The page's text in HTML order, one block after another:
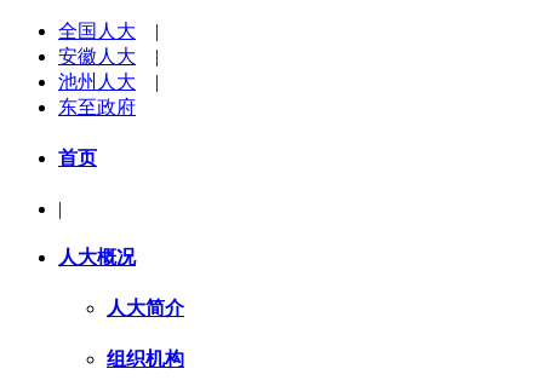
全国人大 |
安徽人大 |
池州人大 |
东至政府
首页
|
人大概况
人大简介
组织机构